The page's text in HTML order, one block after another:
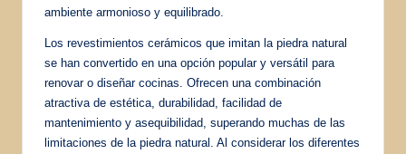
ambiente armonioso y equilibrado.
Los revestimientos cerámicos que imitan la piedra natural
se han convertido en una opción popular y versátil para
renovar o diseñar cocinas. Ofrecen una combinación
atractiva de estética, durabilidad, facilidad de
mantenimiento y asequibilidad, superando muchas de las
limitaciones de la piedra natural. Al considerar los diferentes